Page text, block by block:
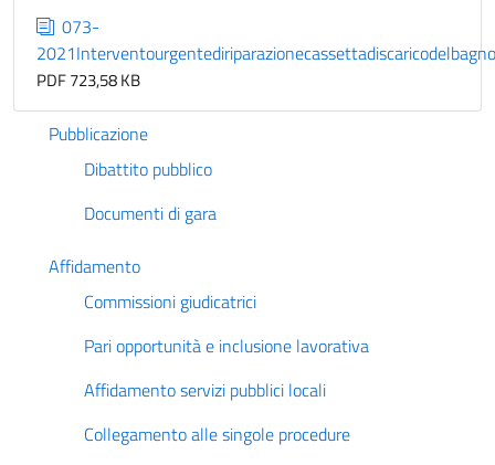
073-
PDF 723,58 KB
Pubblicazione
Dibattito pubblico
Documenti di gara
Affidamento
Commissioni giudicatrici
Pari opportunità e inclusione lavorativa
Affidamento servizi pubblici locali
Collegamento alle singole procedure